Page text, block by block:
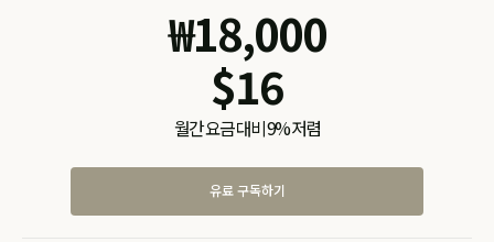
₩18,000
$16
월간 요금 대비 9% 저렴
유료 구독하기